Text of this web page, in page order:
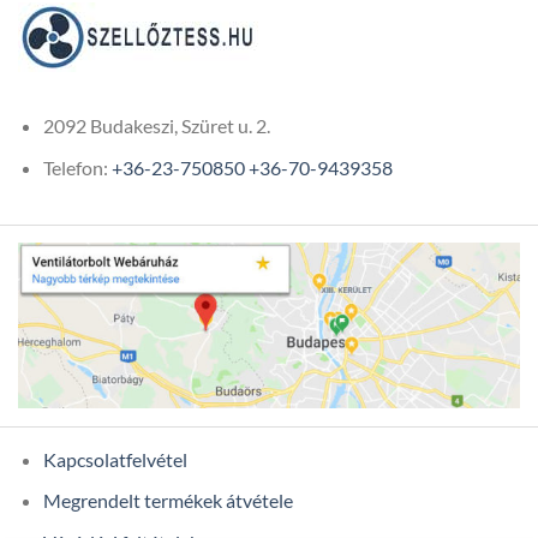
2092 Budakeszi, Szüret u. 2.
Telefon: +36-23-750850+36-70-9439358
Kapcsolatfelvétel
Megrendelt termékek átvétele